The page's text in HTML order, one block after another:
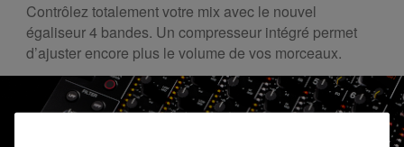
Contrôlez totalement votre mix avec le nouvel
égaliseur 4 bandes. Un compresseur intégré permet
d’ajuster encore plus le volume de vos morceaux.